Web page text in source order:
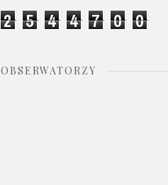
2 5 4 4 7 0 0
OBSERWATORZY